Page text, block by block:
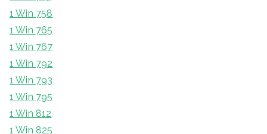
1 Win 758
1 Win 765
1 Win 767
1 Win 792
1 Win 793
1 Win 795
1 Win 812
1 Win 825